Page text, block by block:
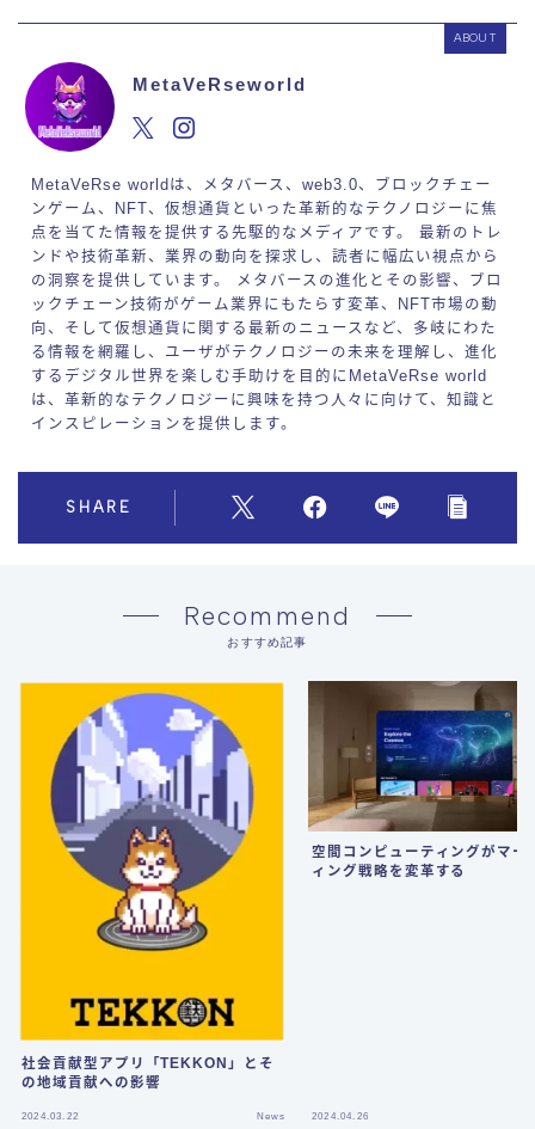
ABOUT
MetaVeRseworld
MetaVeRse worldは、メタバース、web3.0、ブロックチェー
ンゲーム、NFT、仮想通貨といった革新的なテクノロジーに焦
点を当てた情報を提供する先駆的なメディアです。 最新のトレ
ンドや技術革新、業界の動向を探求し、読者に幅広い視点から
の洞察を提供しています。 メタバースの進化とその影響、ブロ
ックチェーン技術がゲーム業界にもたらす変革、NFT市場の動
向、そして仮想通貨に関する最新のニュースなど、多岐にわた
る情報を網羅し、ユーザがテクノロジーの未来を理解し、進化
するデジタル世界を楽しむ手助けを目的にMetaVeRse world
は、革新的なテクノロジーに興味を持つ人々に向けて、知識と
インスピレーションを提供します。
SHARE
Recommend
おすすめ記事
社会貢献型アプリ「TEKKON」とそ
の地域貢献への影響
2024.03.22 News
空間コンピューティングがマー
ィング戦略を変革する
2024.04.26